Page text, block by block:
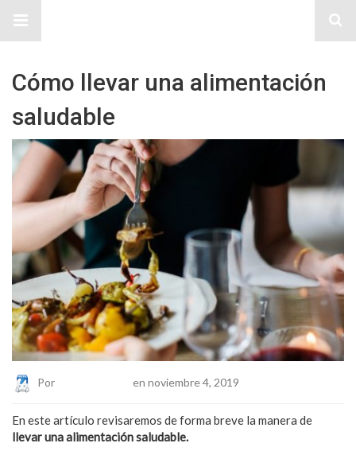
Cómo llevar una alimentación
saludable
Por en noviembre 4, 2019
En este artículo revisaremos de forma breve la manera de
llevar una alimentación saludable.